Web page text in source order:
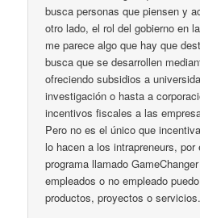
busca personas que piensen y
otro lado, el rol del gobierno en
me parece algo que hay que
busca que se desarrollen
ofreciendo subsidios a
investigación o hasta a
incentivos fiscales a las
Pero no es el único que
lo hacen a los intrapreneurs,
programa llamado
empleados o no empleado
productos, proyectos o servicios.